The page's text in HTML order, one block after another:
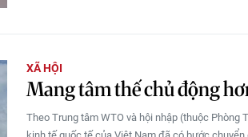
XÃ HỘI
Mang tâm thế chủ động
Theo Trung tâm WTO và hội nhập (thuộc Phòng